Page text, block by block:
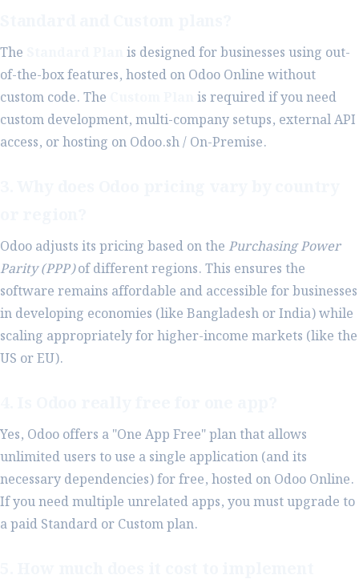
The
is designed for businesses using out-
of-the-box features, hosted on Odoo Online without
custom code. The
is required if you need
custom development, multi-company setups, external API
access, or hosting on Odoo.sh / On-Premise.
Odoo adjusts its pricing based on the Purchasing Power
Parity (PPP)of different regions. This ensures the
software remains affordable and accessible for businesses
in developing economies (like Bangladesh or India) while
scaling appropriately for higher-income markets (like the
US or EU).
Yes, Odoo offers a "One App Free" plan that allows
unlimited users to use a single application (and its
necessary dependencies) for free, hosted on Odoo Online.
If you need multiple unrelated apps, you must upgrade to
a paid Standard or Custom plan.